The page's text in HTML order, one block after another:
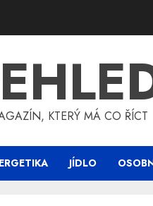
KTERÝ MÁ CO ŘÍCT
JÍDLO